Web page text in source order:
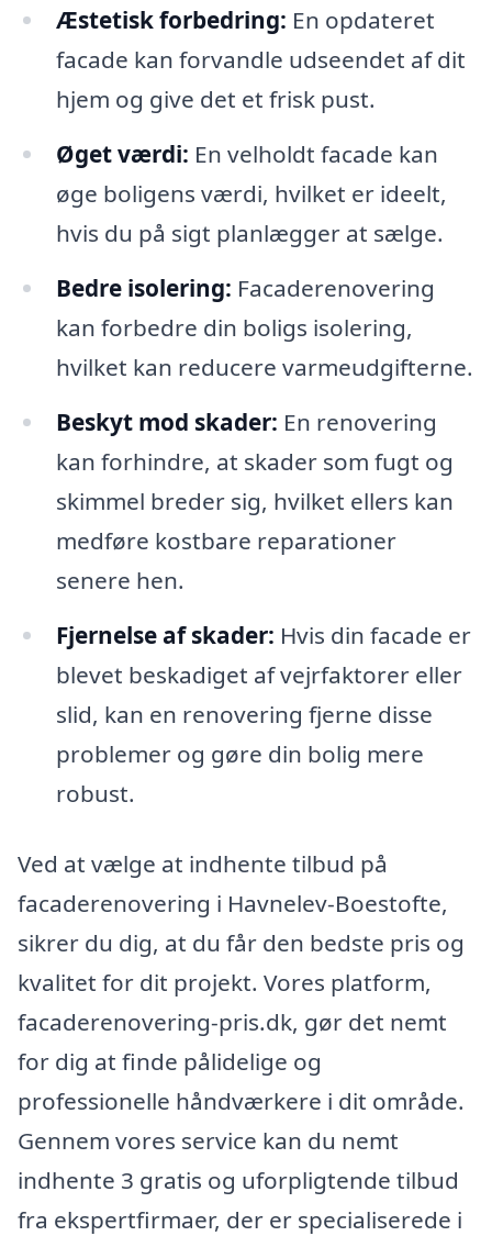
Æstetisk forbedring: En opdateret
facade kan forvandle udseendet af dit
hjem og give det et frisk pust.
Øget værdi: En velholdt facade kan
øge boligens værdi, hvilket er ideelt,
hvis du på sigt planlægger at sælge.
Bedre isolering: Facaderenovering
kan forbedre din boligs isolering,
hvilket kan reducere varmeudgifterne.
Beskyt mod skader: En renovering
kan forhindre, at skader som fugt og
skimmel breder sig, hvilket ellers kan
medføre kostbare reparationer
senere hen.
Fjernelse af skader: Hvis din facade er
blevet beskadiget af vejrfaktorer eller
slid, kan en renovering fjerne disse
problemer og gøre din bolig mere
robust.
Ved at vælge at indhente tilbud på
facaderenovering i Havnelev-Boestofte,
sikrer du dig, at du får den bedste pris og
kvalitet for dit projekt. Vores platform,
facaderenovering-pris.dk, gør det nemt
for dig at finde pålidelige og
professionelle håndværkere i dit område.
Gennem vores service kan du nemt
indhente 3 gratis og uforpligtende tilbud
fra ekspertfirmaer, der er specialiserede i